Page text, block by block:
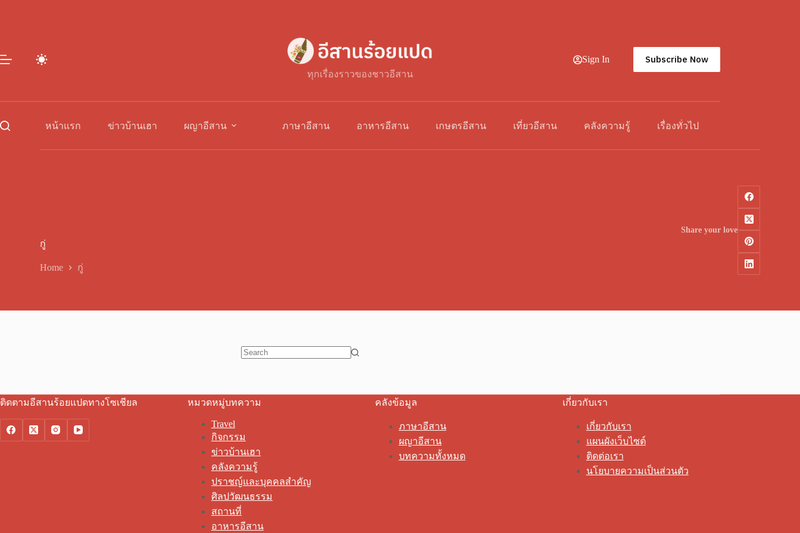
ทุกเรื่องราวของชาวอีสาน
Sign In Subscribe Now
หน้าแรก ข่าวบ้านเฮา ผญาอีสาน ภาษาอีสาน อาหารอีสาน เกษตรอีสาน เที่ยวอีสาน คลังความรู้ เรื่องทั่วไป
กู่
Home กู่
Share your love
ติดตามอีสานร้อยแปดทางโซเชียล หมวดหมู่บทความ
Travel
กิจกรรม
ข่าวบ้านเฮา
คลังความรู้
ปราชญ์และบุคคลสำคัญ
ศิลปวัฒนธรรม
สถานที่
อาหารอีสาน
คลังข้อมูล
ภาษาอีสาน
ผญาอีสาน
บทความทั้งหมด
เกี่ยวกับเรา
เกี่ยวกับเรา
แผนผังเว็บไซต์
ติดต่อเรา
นโยบายความเป็นส่วนตัว